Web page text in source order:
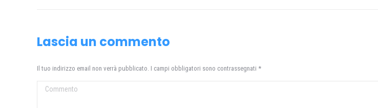
Lascia un commento
Il tuo indirizzo email non verrà pubblicato. I campi obbligatori sono contrassegnati *
Commento